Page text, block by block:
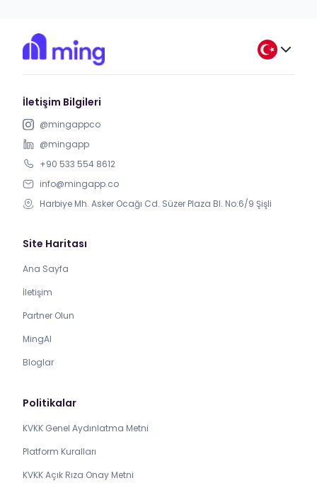
İletişim Bilgileri
@mingappco
@mingapp
+90 533 554 8612
info@mingapp.co
Harbiye Mh. Asker Ocağı Cd. Süzer Plaza Bl. No:6/9 Şişli
Site Haritası
Ana Sayfa
İletişim
Partner Olun
MingAI
Bloglar
Politikalar
KVKK Genel Aydınlatma Metni
Platform Kuralları
KVKK Açık Rıza Onay Metni